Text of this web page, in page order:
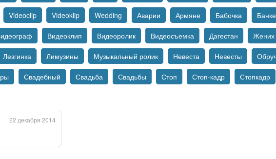
Videoclip Videoklip Wedding Аварии Армяне Бабочка
Видеоклип Видеоролик Видеосъемка Дагестан Жених
Лезгинка Лимузины Музыкальный ролик Невеста Невесты
Свадебный Свадьба Свадьбы Стоп Стоп-кадр Стопкадр
22 декабря 2014